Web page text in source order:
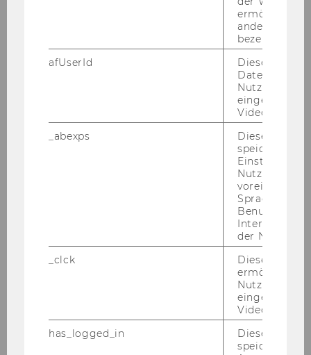
ermöglichen
andere nicht
bezeichnete
afUserId
Dieses
Daten von
Videos
_abexps
Dieses Cookie
speichert
Nutzer*in, zB.
Sprache,
der Nutzer*in
_clck
Dieses Cookie
ermöglicht
Nutzung des
Video Players
has_logged_in
Dieses Cookie
speichert